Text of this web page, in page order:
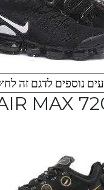
נוספים לדגם זה
MAX